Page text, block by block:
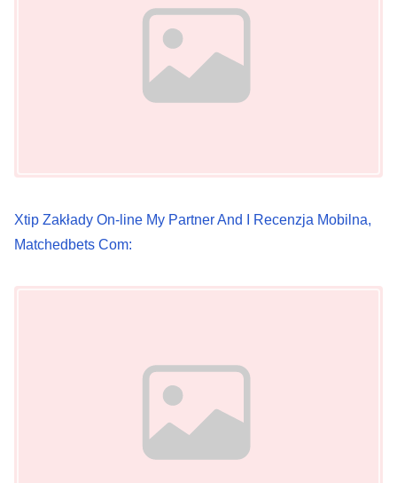
Xtip Zakłady On-line My Partner And I Recenzja Mobilna,
Matchedbets Com:
Image Placeholder